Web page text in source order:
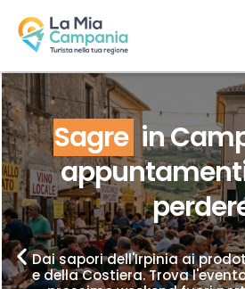
Sagre in
Dai sapori dell'Irpinia ai
e della Costiera. Trova